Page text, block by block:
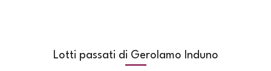
Lotti passati di Gerolamo Induno